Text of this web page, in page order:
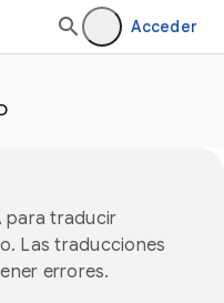
Acceder
para traducir
Las traducciones
errores.